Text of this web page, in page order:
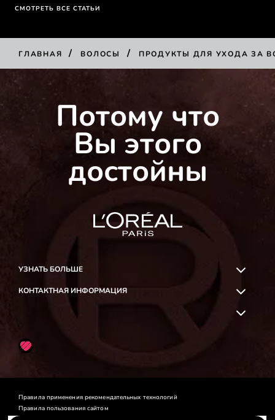
СМОТРЕТЬ ВСЕ СТАТЬИ
ГЛАВНАЯ / ВОЛОСЫ / ПРОДУКТЫ ДЛЯ УХОДА ЗА
КУПИТЬ
Потому что
Вы этого
достойны
УЗНАТЬ БОЛЬШЕ
КОНТАКТНАЯ ИНФОРМАЦИЯ
Правила применения рекомендательных технологий
Правила пользования сайтом